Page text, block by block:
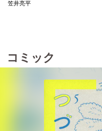
笠井亮平
コミック